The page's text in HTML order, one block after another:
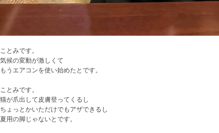
ことみです。
気候の変動が激しくて
もうエアコンを使い始めたとです。
ことみです。
猫が爪出して皮膚登ってくるし
ちょっとかいただけでもアザできるし
夏用の脚じゃないとです。